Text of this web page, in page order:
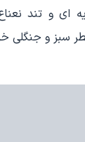
ای و تند
سبز و جنگلی